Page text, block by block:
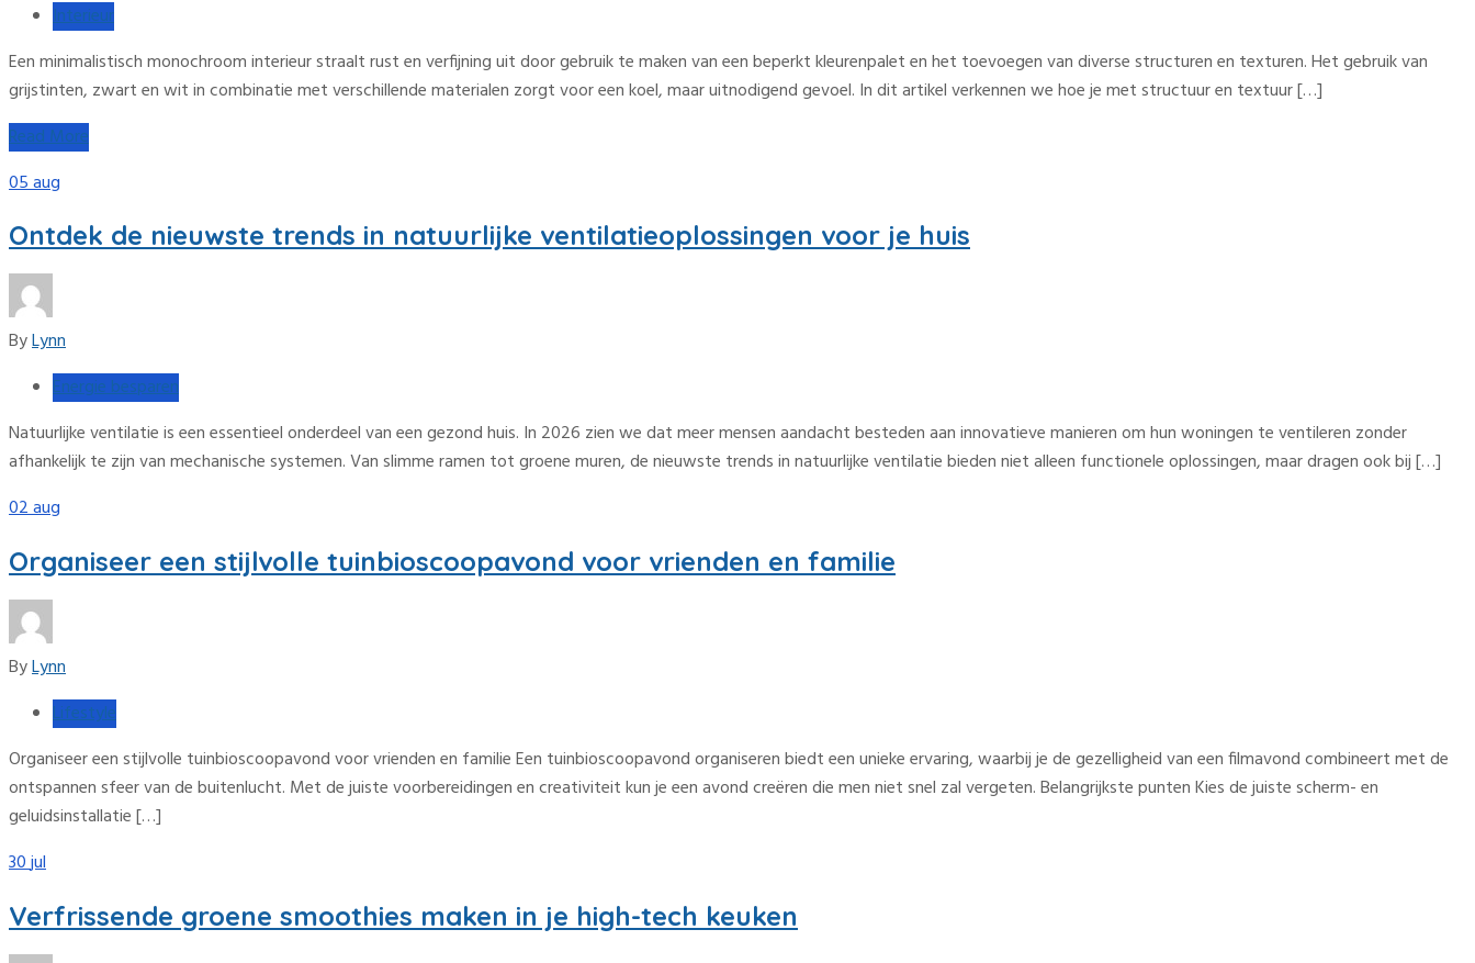
Interieur
Een minimalistisch monochroom interieur straalt rust en verfijning uit door gebruik te maken van een beperkt kleurenpalet en het toevoegen van diverse structuren en texturen. Het gebruik van
grijstinten, zwart en wit in combinatie met verschillende materialen zorgt voor een koel, maar uitnodigend gevoel. In dit artikel verkennen we hoe je met structuur en textuur […]
Read More
05aug
Ontdek de nieuwste trends in natuurlijke ventilatieoplossingen voor je huis
ByLynn
Energie besparen
Natuurlijke ventilatie is een essentieel onderdeel van een gezond huis. In 2026 zien we dat meer mensen aandacht besteden aan innovatieve manieren om hun woningen te ventileren zonder
afhankelijk te zijn van mechanische systemen. Van slimme ramen tot groene muren, de nieuwste trends in natuurlijke ventilatie bieden niet alleen functionele oplossingen, maar dragen ook bij […]
02aug
Organiseer een stijlvolle tuinbioscoopavond voor vrienden en familie
ByLynn
Lifestyle
Organiseer een stijlvolle tuinbioscoopavond voor vrienden en familie Een tuinbioscoopavond organiseren biedt een unieke ervaring, waarbij je de gezelligheid van een filmavond combineert met de
ontspannen sfeer van de buitenlucht. Met de juiste voorbereidingen en creativiteit kun je een avond creëren die men niet snel zal vergeten. Belangrijkste punten Kies de juiste scherm- en
geluidsinstallatie […]
30jul
Verfrissende groene smoothies maken in je high-tech keuken